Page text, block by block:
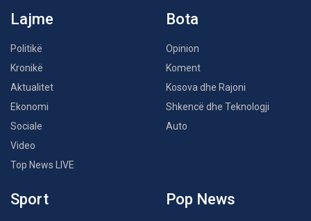
Lajme
Politikë
Kronikë
Aktualitet
Ekonomi
Sociale
Video
Top News LIVE
Bota
Opinion
Koment
Kosova dhe Rajoni
Shkencë dhe Teknologji
Auto
Sport Pop News